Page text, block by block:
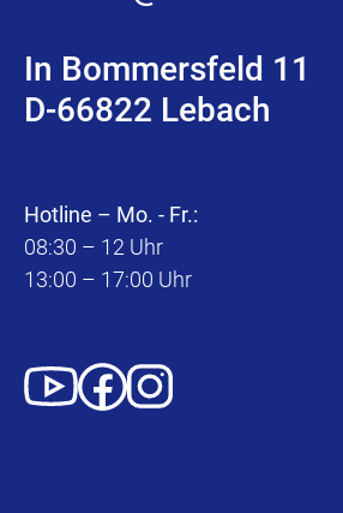
In Bommersfeld 11
D-66822 Lebach
Hotline – Mo. - Fr.:
08:30 – 12 Uhr
13:00 – 17:00 Uhr